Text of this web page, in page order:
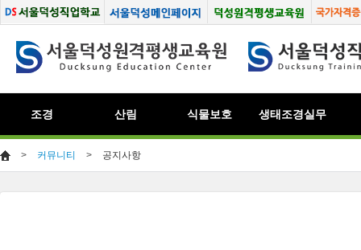
조경 산림 식물보호 생태조경실무
> 커뮤니티 > 공지사항